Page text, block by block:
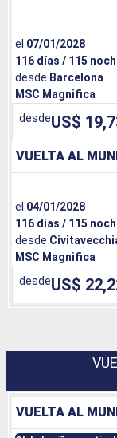
MSC Magnifica
desde Barcelona
116 días / 115
el 07/01/2028
desdeUS$
VUELTA AL
MSC Magnifica
desde
116 días / 115
el 04/01/2028
desdeUS$
VUELTA AL